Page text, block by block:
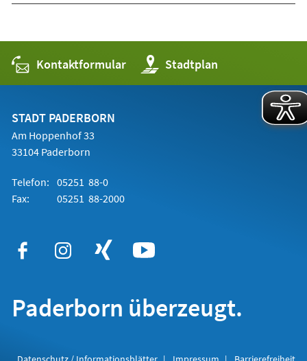
Kontaktformular Stadtplan
(Öffnet
in
einem
STADT PADERBORN
Am Hoppenhof 33
33104 Paderborn
Telefon: 05251 88-0
Fax:
05251 88-2000
Paderborn überzeugt.